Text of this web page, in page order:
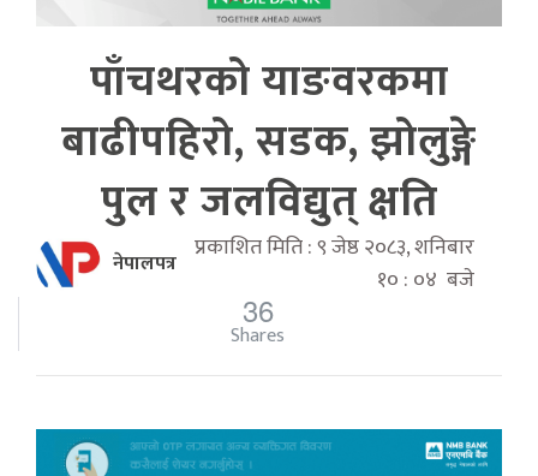
पाँचथरको याङवरकमा
बाढीपहिरो, सडक, झोलुङ्गे
पुल र जलविद्युत् क्षति
नेपालपत्र प्रकाशित मिति : ९ जेष्ठ २०८३, शनिबार
१० : ०४ बजे
36
Shares